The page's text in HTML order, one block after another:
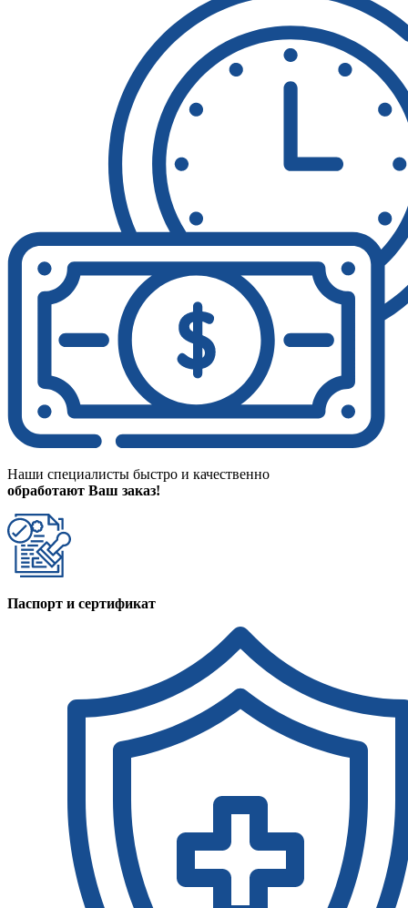
Наши специалисты быстро и качественно
обработают Ваш заказ!
Паспорт и сертификат